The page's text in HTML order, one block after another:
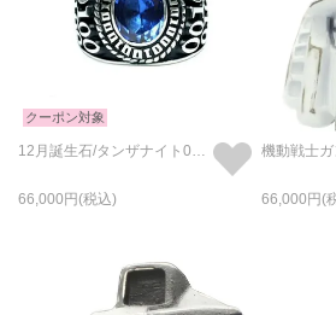
クーポン対象
12月誕生石/タンザナイト0010ハイブリッドカレッジリングM/指輪
66,000 66,000